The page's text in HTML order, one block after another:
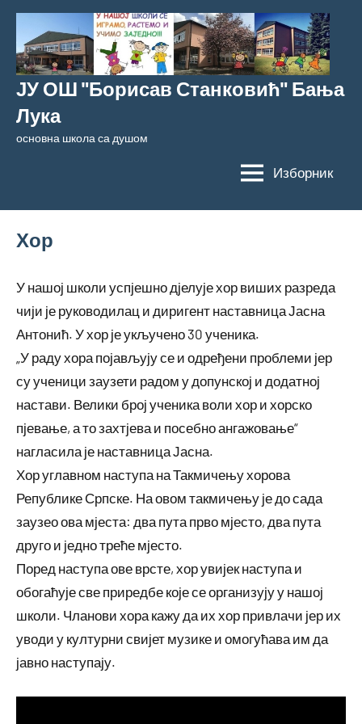
Скочи
садржај
ЈУ ОШ "Борисав Станковић" Бања
Лука
основна школа са душом
Изборник
Хор
У нашој школи успјешно дјелује хор виших разреда
чији је руководилац и диригент наставница Јасна
Антонић. У хор је укључено 30 ученика.
„У раду хора појављују се и одређени проблеми јер
су ученици заузети радом у допунској и додатној
настави. Велики број ученика воли хор и хорско
пјевање, а то захтјева и посебно ангажовање“
нагласила је наставница Јасна.
Хор углавном наступа на Такмичењу хорова
Републике Српске. На овом такмичењу је до сада
заузео ова мјеста: два пута прво мјесто, два пута
друго и једно треће мјесто.
Поред наступа ове врсте, хор увијек наступа и
обогаћује све приредбе које се организују у нашој
школи. Чланови хора кажу да их хор привлачи јер их
уводи у културни свијет музике и омогућава им да
јавно наступају.